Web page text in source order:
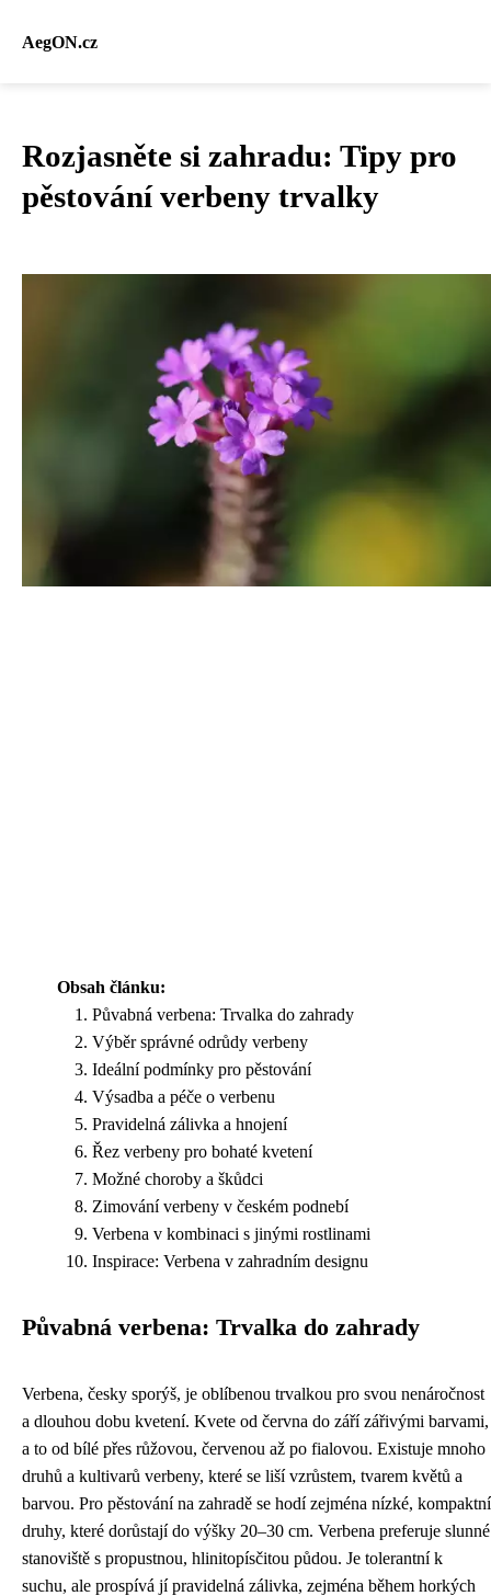
AegON.cz
Rozjasněte si zahradu: Tipy pro
pěstování verbeny trvalky
Obsah článku:
Půvabná verbena: Trvalka do zahrady
Výběr správné odrůdy verbeny
Ideální podmínky pro pěstování
Výsadba a péče o verbenu
Pravidelná zálivka a hnojení
Řez verbeny pro bohaté kvetení
Možné choroby a škůdci
Zimování verbeny v českém podnebí
Verbena v kombinaci s jinými rostlinami
Inspirace: Verbena v zahradním designu
Půvabná verbena: Trvalka do zahrady
Verbena, česky sporýš, je oblíbenou trvalkou pro svou nenáročnost
a dlouhou dobu kvetení. Kvete od června do září zářivými barvami,
a to od bílé přes růžovou, červenou až po fialovou. Existuje mnoho
druhů a kultivarů verbeny, které se liší vzrůstem, tvarem květů a
barvou. Pro pěstování na zahradě se hodí zejména nízké, kompaktní
druhy, které dorůstají do výšky 20–30 cm. Verbena preferuje slunné
stanoviště s propustnou, hlinitopísčitou půdou. Je tolerantní k
suchu, ale prospívá jí pravidelná zálivka, zejména během horkých